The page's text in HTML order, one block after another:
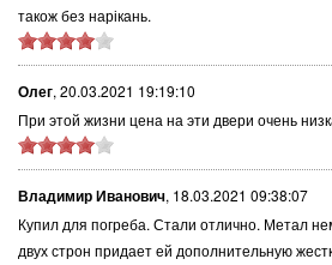
також без нарікань.
Олег, 20.03.2021 19:19:10
При этой жизни цена на эти двери очень
Владимир Иванович, 18.03.2021 09:38:07
Купил для погреба. Стали отлично. Метал
двух строн придает ей дополнительную